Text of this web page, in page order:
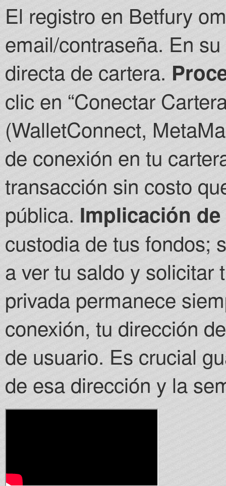
El registro en Betfury
email/contraseña. En
directa de cartera.
clic en “Conectar
(WalletConnect,
de conexión en tu
transacción sin costo
pública. Implicación
custodia de tus fondos;
a ver tu saldo y solicitar
privada permanece
conexión, tu dirección
de usuario. Es crucial
de esa dirección y la